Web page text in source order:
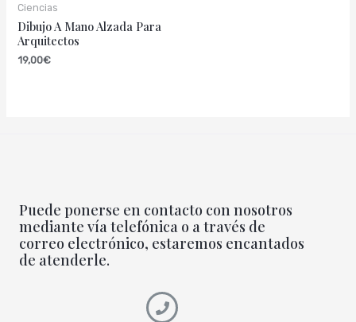
Ciencias
Dibujo A Mano Alzada Para
Arquitectos
19,00€
Puede ponerse en contacto con nosotros
mediante vía telefónica o a través de
correo electrónico, estaremos encantados
de atenderle.